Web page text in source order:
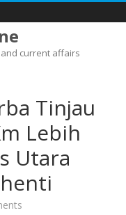
current affairs
Tinjau
Lebih
Utara